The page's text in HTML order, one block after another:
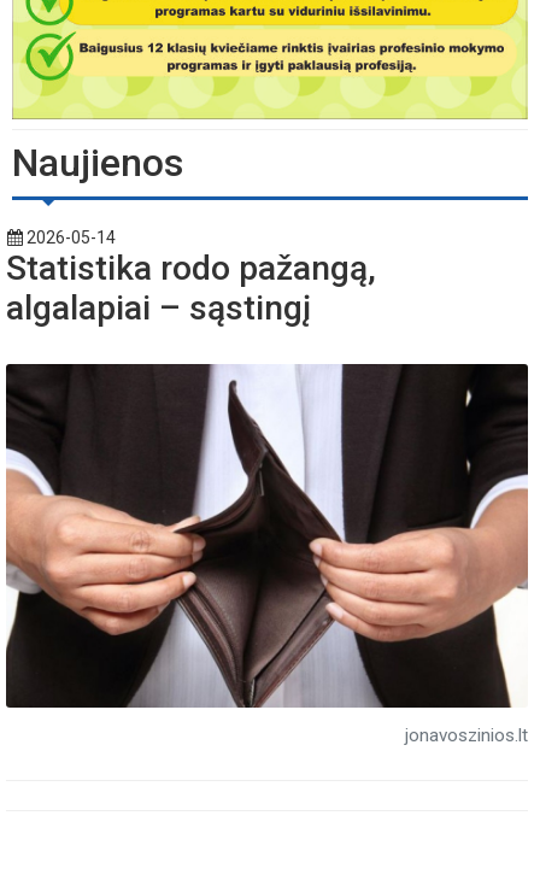
Naujienos
2026-05-14
Statistika rodo pažangą,
algalapiai – sąstingį
jonavoszinios.lt